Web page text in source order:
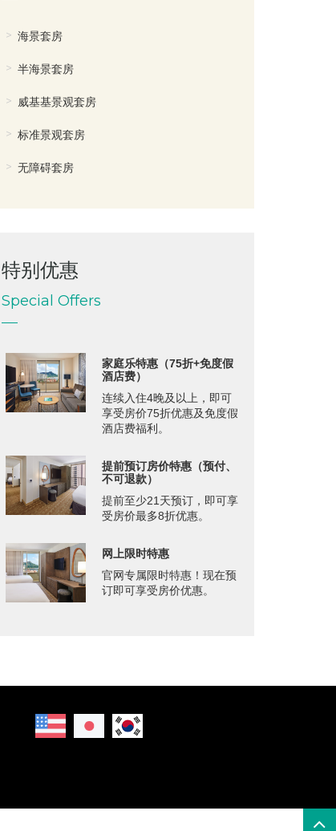
海景套房
半海景套房
威基基景观套房
标准景观套房
无障碍套房
特别优惠
Special Offers
家庭乐特惠（75折+免度假
酒店费）
连续入住4晚及以上，即可
享受房价75折优惠及免度假
酒店费福利。
提前预订房价特惠（预付、
不可退款）
提前至少21天预订，即可享
受房价最多8折优惠。
网上限时特惠
官网专属限时特惠！现在预
订即可享受房价优惠。